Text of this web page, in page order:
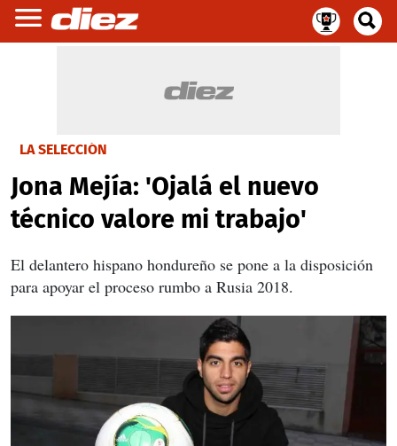
LA SELECCIÓN
Jona Mejía: 'Ojalá el nuevo
técnico valore mi trabajo'
El delantero hispano hondureño se pone a la disposición
para apoyar el proceso rumbo a Rusia 2018.